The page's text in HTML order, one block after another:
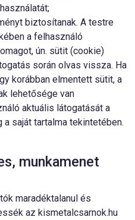
biztosítanak. A testre
a felhasználó
ún. sütit (cookie)
során olvas vissza. Ha
korábban elmentett sütit, a
lehetősége van
aktuális látogatását a
saját tartalma tekintetében.
munkamenet
maradéktalanul és
az kismetalcsarnok.hu